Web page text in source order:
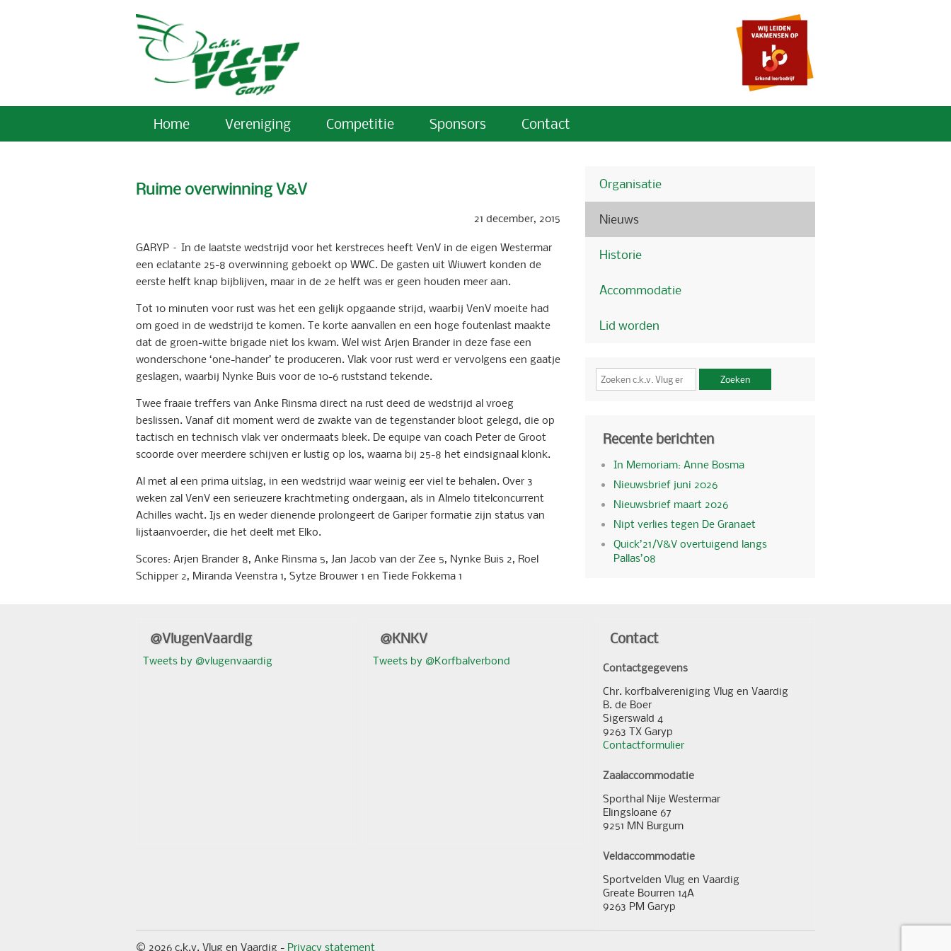
Home Vereniging Competitie Sponsors Contact
Ruime overwinning V&V
21 december, 2015
GARYP – In de laatste wedstrijd voor het kerstreces heeft VenV in de eigen Westermar
een eclatante 25-8 overwinning geboekt op WWC. De gasten uit Wiuwert konden de
eerste helft knap bijblijven, maar in de 2e helft was er geen houden meer aan.
Tot 10 minuten voor rust was het een gelijk opgaande strijd, waarbij VenV moeite had
om goed in de wedstrijd te komen. Te korte aanvallen en een hoge foutenlast maakte
dat de groen-witte brigade niet los kwam. Wel wist Arjen Brander in deze fase een
wonderschone ‘one-hander’ te produceren. Vlak voor rust werd er vervolgens een gaatje
geslagen, waarbij Nynke Buis voor de 10-6 ruststand tekende.
Twee fraaie treffers van Anke Rinsma direct na rust deed de wedstrijd al vroeg
beslissen. Vanaf dit moment werd de zwakte van de tegenstander bloot gelegd, die op
tactisch en technisch vlak ver ondermaats bleek. De equipe van coach Peter de Groot
scoorde over meerdere schijven er lustig op los, waarna bij 25-8 het eindsignaal klonk.
Al met al een prima uitslag, in een wedstrijd waar weinig eer viel te behalen. Over 3
weken zal VenV een serieuzere krachtmeting ondergaan, als in Almelo titelconcurrent
Achilles wacht. Ijs en weder dienende prolongeert de Gariper formatie zijn status van
lijstaanvoerder, die het deelt met Elko.
Scores: Arjen Brander 8, Anke Rinsma 5, Jan Jacob van der Zee 5, Nynke Buis 2, Roel
Schipper 2, Miranda Veenstra 1, Sytze Brouwer 1 en Tiede Fokkema 1
Organisatie
Nieuws
Historie
Accommodatie
Lid worden
Zoeken
Recente berichten
In Memoriam: Anne Bosma
Nieuwsbrief juni 2026
Nieuwsbrief maart 2026
Nipt verlies tegen De Granaet
Quick’21/V&V overtuigend langs
Pallas’08
@VlugenVaardig
Tweets by @vlugenvaardig
@KNKV
Tweets by @Korfbalverbond
Contact
Contactgegevens
Chr. korfbalvereniging Vlug en Vaardig
B. de Boer
Sigerswald 4
9263 TX Garyp
Contactformulier
Zaalaccommodatie
Sporthal Nije Westermar
Elingsloane 67
9251 MN Burgum
Veldaccommodatie
Sportvelden Vlug en Vaardig
Greate Bourren 14A
9263 PM Garyp
© 2026 c.k.v. Vlug en Vaardig - Privacy statement